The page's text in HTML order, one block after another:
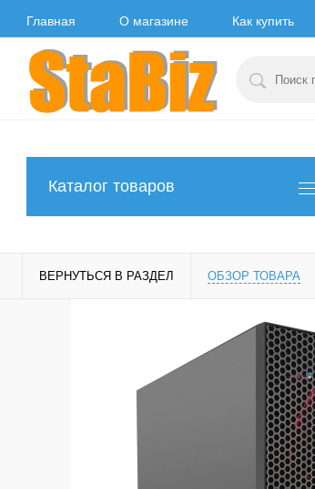
Главная О магазине Как купить
Каталог товаров
ВЕРНУТЬСЯ В РАЗДЕЛ ОБЗОР ТОВАРА